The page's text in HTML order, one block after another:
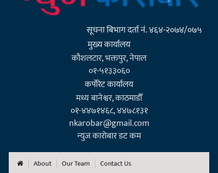
सूचना बिभाग दर्ता नं. ४६४-२०७४/०७५
मुख्य कार्यालय
कौशलटार, भक्तपुर, नेपाल
०१-५१३३०६०
कर्पाेरेट कार्यालय
मध्य बानेश्वर, काठमाडौँ
०१-४४७१४६८, ४४७८१३१
nkarobar@gmail.com
न्युज कारोबार डट कम
About Our Team
Contact Us